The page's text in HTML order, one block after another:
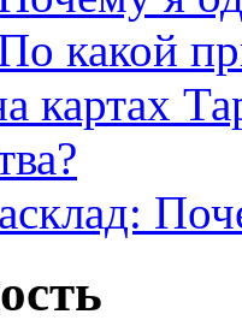
какой
картах